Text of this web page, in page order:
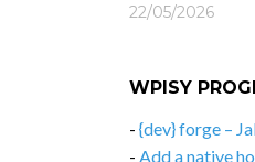
22/05/2026
WPISY
- {dev} forge –
- Add a native